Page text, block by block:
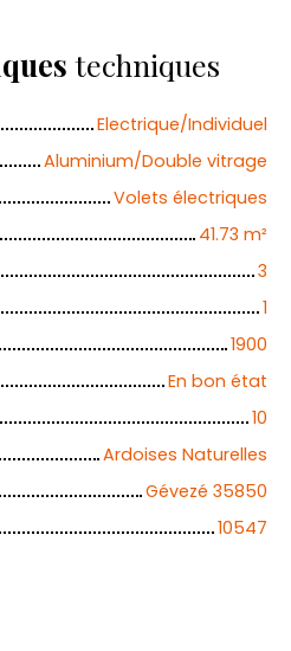
techniques
Electrique/Individuel
Aluminium/Double vitrage
Volets électriques
41.73 m²
3
1
1900
En bon état
10
Ardoises Naturelles
Gévezé 35850
10547